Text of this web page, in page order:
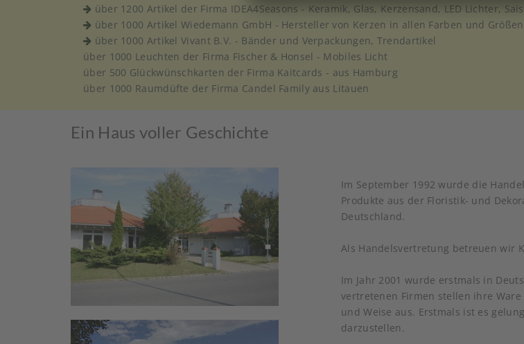
über 1200 Artikel der Firma IDEA4Seasons - Keramik, Glas, Kerzensand, LED Lichter,
über 1000 Artikel Wiedemann GmbH - Hersteller von Kerzen in allen Farben und Größen
über 1000 Artikel Vivant B.V. - Bänder und Verpackungen, Trendartikel
über 1000 Leuchten der Firma Fischer & Honsel - Mobiles Licht
über 500 Glückwünschkarten der Firma Kaitcards - aus Hamburg
über 1000 Raumdüfte der Firma Candel Family aus Litauen
Ein Haus voller Geschichte
Im September 1992 wurde die
Produkte aus der Floristik- und
Deutschland.
Als Handelsvertretung betreuen wir
Im Jahr 2001 wurde erstmals in
vertretenen Firmen stellen ihre
und Weise aus. Erstmals ist es
darzustellen.